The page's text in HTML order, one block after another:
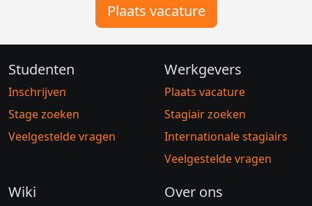
Plaats vacature
Studenten
Inschrijven
Stage zoeken
Veelgestelde vragen
Werkgevers
Plaats vacature
Stagiair zoeken
Internationale stagiairs
Veelgestelde vragen
Wiki Over ons